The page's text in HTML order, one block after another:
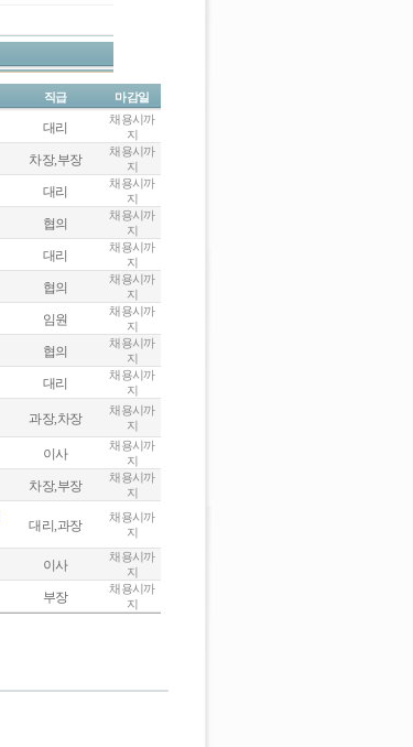
직급 마감일
대리
채용시까
지
차장,부장
채용시까
지
대리
채용시까
지
협의
채용시까
지
대리
채용시까
지
협의
채용시까
지
임원
채용시까
지
협의
채용시까
지
대리
채용시까
지
과장,차장
채용시까
지
이사
채용시까
지
차장,부장
채용시까
지
대리,과장
채용시까
지
이사
채용시까
지
부장
채용시까
지